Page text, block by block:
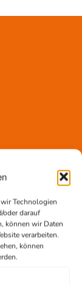
Technologien
oder darauf
können wir Daten
verarbeiten.
können